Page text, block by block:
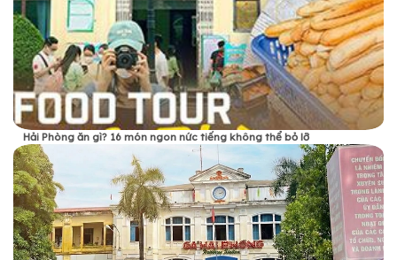
Hải Phòng ăn gì? 16 món ngon nức tiếng không thể bỏ lỡ